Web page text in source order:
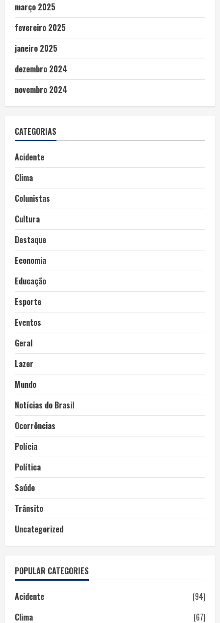
março 2025
fevereiro 2025
janeiro 2025
dezembro 2024
novembro 2024
CATEGORIAS
Acidente
Clima
Colunistas
Cultura
Destaque
Economia
Educação
Esporte
Eventos
Geral
Lazer
Mundo
Notícias do Brasil
Ocorrências
Polícia
Política
Saúde
Trânsito
Uncategorized
POPULAR CATEGORIES
Acidente
(94)
Clima
(67)